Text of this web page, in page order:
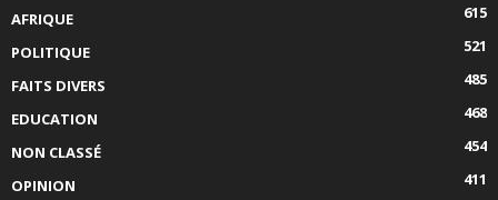
AFRIQUE
615
POLITIQUE
521
FAITS DIVERS
485
EDUCATION
468
NON CLASSÉ
454
OPINION
411